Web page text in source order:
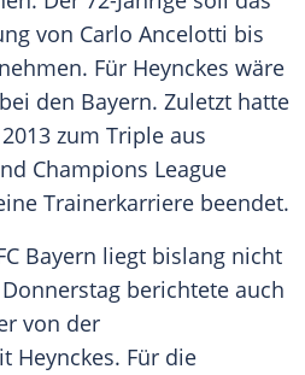
von Carlo Ancelotti bis
Für Heynckes wäre
den Bayern. Zuletzt hatte
zum Triple aus
Champions League
Trainerkarriere beendet.
Bayern liegt bislang nicht
berichtete auch
von der
Heynckes. Für die